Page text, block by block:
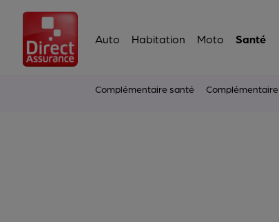
Auto Habitation Moto Santé
Complémentaire santé Complémentaire